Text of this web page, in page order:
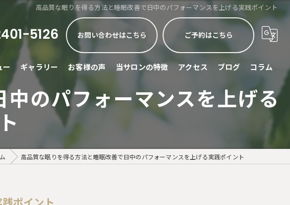
高品質な眠りを得る方法と睡眠改善で日中のパフォーマンスを上げる実践ポイント
5126 お問い合わせはこちら ご予約はこちら
ー ギャラリー お客様の声 当サロンの特徴
睡眠不足
眼精疲労
アクセス ブログ コラム
のパフォーマンスを上げる
高品質な眠りを得る方法と睡眠改善で日中のパフォーマンスを上げる実践ポイント
ポイント